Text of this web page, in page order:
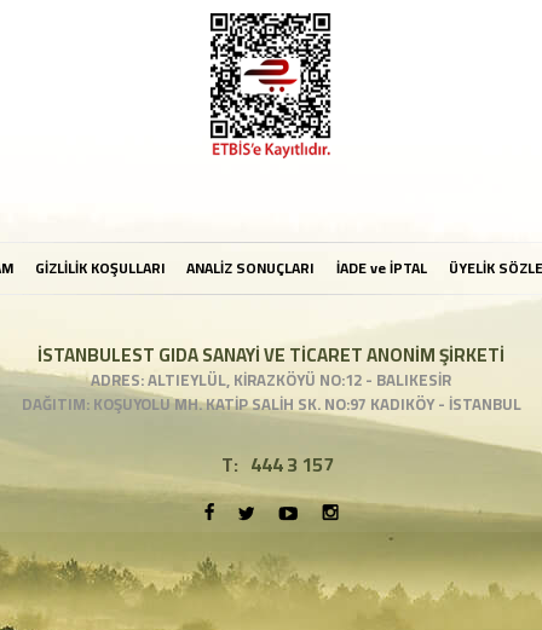
GİZLİLİK KOŞULLARI ANALİZ SONUÇLARI İADE ve İPTAL ÜYELİK
İSTANBULEST GIDA SANAYİ VE TİCARET ANONİM ŞİRKETİ
ADRES: ALTIEYLÜL, KİRAZKÖYÜ NO:12 - BALIKESİR
DAĞITIM: KOŞUYOLU MH. KATİP SALİH SK. NO:97 KADIKÖY - İSTANBUL
T: 444 3 157